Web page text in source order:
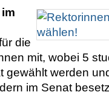
die
mit, wobei 5
gewählt werden
im Senat